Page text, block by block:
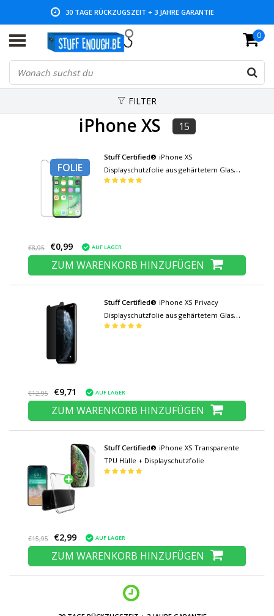
30 TAGE RÜCKZUGSZEIT + 3 JAHRE GARANTIE
NIEDRIGE PREISE UND GROSSE AUSWAHL 0
FILTER
iPhone XS 15
FOLIE
Stuff Certified® iPhone XS
Displayschutzfolie aus gehärtetem Glas
Folie aus gehärtetem Glas
€8,95 €0,99 AUF LAGER
ZUM WARENKORB HINZUFÜGEN
Stuff Certified® iPhone XS Privacy
Displayschutzfolie aus gehärtetem Glas
Filmglas aus gehärtetem Glas
€12,95 €9,71 AUF LAGER
ZUM WARENKORB HINZUFÜGEN
Stuff Certified® iPhone XS Transparente
TPU Hülle + Displayschutzfolie
€15,95 €2,99 AUF LAGER
ZUM WARENKORB HINZUFÜGEN